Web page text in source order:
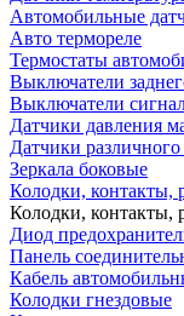
Автомобильные
Авто термореле
Термостаты
Выключатели
Выключатели
Датчики давления
Датчики различного
Зеркала боковые
Колодки, контакты,
Колодки, контакты,
Диод
Панель
Кабель
Колодки гнездовые